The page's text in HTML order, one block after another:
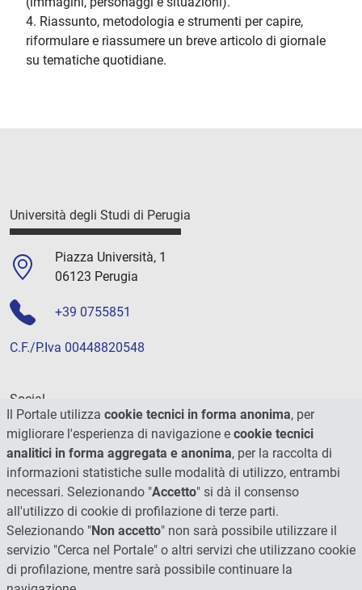
4. Riassunto, metodologia e strumenti per capire,
riformulare e riassumere un breve articolo di giornale
su tematiche quotidiane.
Università degli Studi di Perugia
Piazza Università, 1
06123 Perugia
+39 0755851
C.F./P.Iva 00448820548
Social
Il Portale utilizza cookie tecnici in forma anonima, per
migliorare l'esperienza di navigazione e cookie tecnici
analitici in forma aggregata e anonima, per la raccolta di
informazioni statistiche sulle modalità di utilizzo, entrambi
necessari. Selezionando "Accetto" si dà il consenso
all'utilizzo di cookie di profilazione di terze parti.
Selezionando "Non accetto" non sarà possibile utilizzare il
servizio "Cerca nel Portale" o altri servizi che utilizzano cookie
di profilazione, mentre sarà possibile continuare la